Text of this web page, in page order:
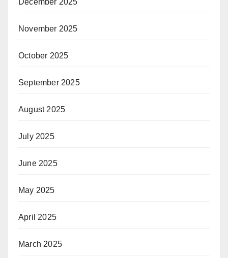
December 2025
November 2025
October 2025
September 2025
August 2025
July 2025
June 2025
May 2025
April 2025
March 2025